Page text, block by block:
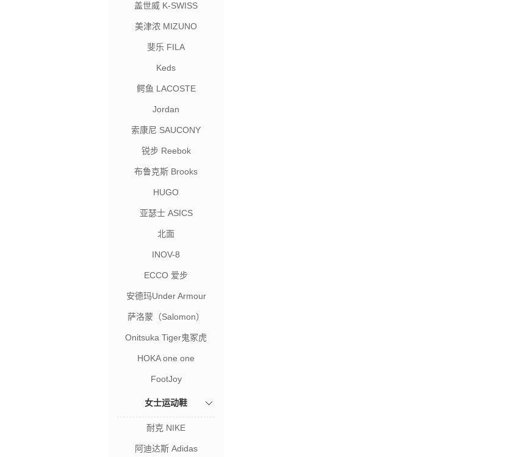
盖世威 K-SWISS
美津浓 MIZUNO
斐乐 FILA
Keds
鳄鱼 LACOSTE
Jordan
索康尼 SAUCONY
锐步 Reebok
布鲁克斯 Brooks
HUGO
亚瑟士 ASICS
北面
INOV-8
ECCO 爱步
安德玛Under Armour
萨洛蒙（Salomon）
Onitsuka Tiger鬼冢虎
HOKA one one
FootJoy
女士运动鞋
耐克 NIKE
阿迪达斯 Adidas